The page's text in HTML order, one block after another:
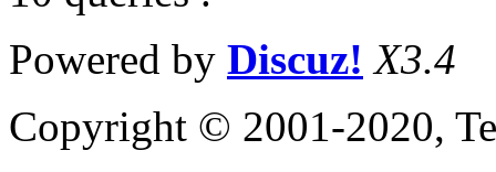
Powered by Discuz! X3.4
Copyright © 2001-2020,